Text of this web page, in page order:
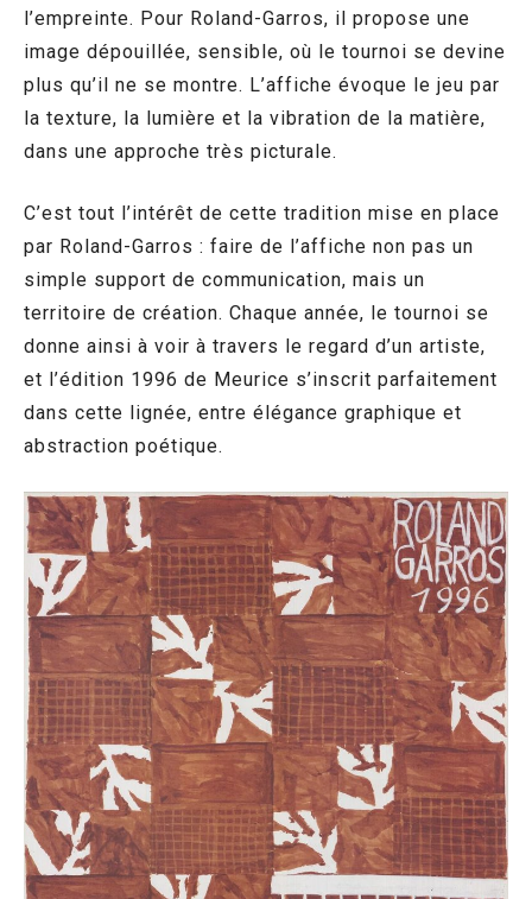
l’empreinte. Pour Roland-Garros, il propose une
image dépouillée, sensible, où le tournoi se devine
plus qu’il ne se montre. L’affiche évoque le jeu par
la texture, la lumière et la vibration de la matière,
dans une approche très picturale.
C’est tout l’intérêt de cette tradition mise en place
par Roland-Garros : faire de l’affiche non pas un
simple support de communication, mais un
territoire de création. Chaque année, le tournoi se
donne ainsi à voir à travers le regard d’un artiste,
et l’édition 1996 de Meurice s’inscrit parfaitement
dans cette lignée, entre élégance graphique et
abstraction poétique.